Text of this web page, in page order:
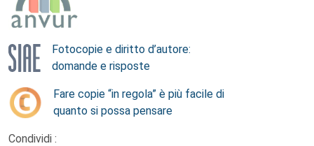
Fotocopie e diritto d’autore:
domande e risposte
Fare copie “in regola” è più facile di
quanto si possa pensare
Condividi :